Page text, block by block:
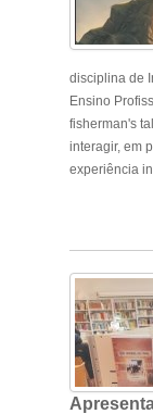
disciplina de
Ensino
fisherman's
interagir, em
experiência